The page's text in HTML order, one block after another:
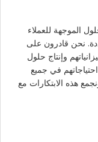
، والحلول الموجهة للعملاء
نحن قادرون على
وإنتاج حلول
في جميع
هذه الابتكارات مع